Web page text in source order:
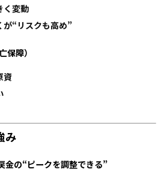
く変動
が“リスクも高め”
障）
資
み
金の“ピークを調整できる”